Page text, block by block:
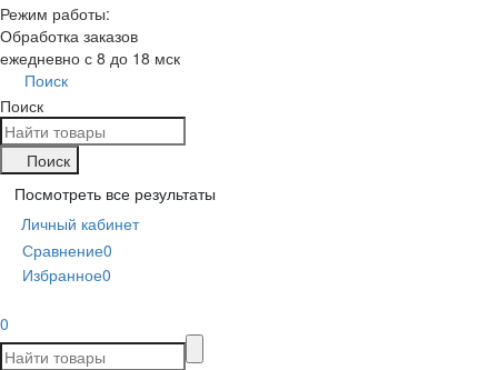
Режим работы:
Обработка заказов
ежедневно с 8 до 18 мск
Поиск
Поиск
Поиск
Посмотреть все результаты
Личный кабинет
Сравнение0
Избранное0
0